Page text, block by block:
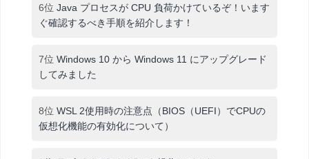
6位 Java プロセスが CPU 負荷かけているぞ！います
ぐ確認するべき手順を紹介します！
7位 Windows 10 から Windows 11 にアップグレード
してみました
8位 WSL 2使用時の注意点（BIOS（UEFI）でCPUの
仮想化機能の有効化について）